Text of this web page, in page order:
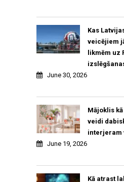
Kas
veicējiem
likmēm uz
June 30, 2026
Mājoklis
veidi
interjeram
June 19, 2026
Kā atrast